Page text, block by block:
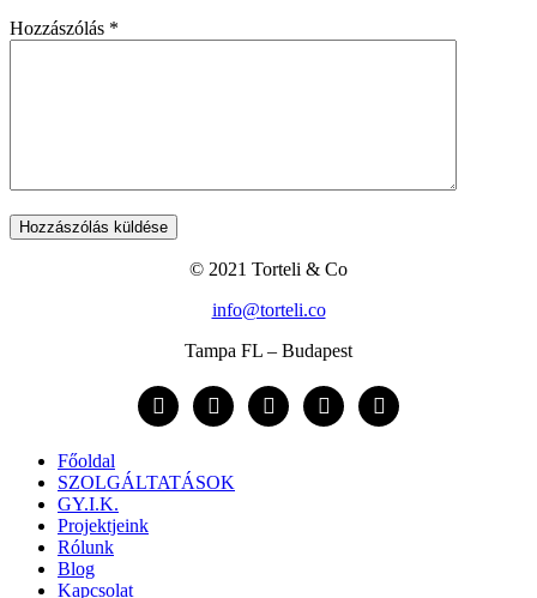
Hozzászólás *
© 2021 Torteli & Co
info@torteli.co
Tampa FL – Budapest
linkedinyoutubefacebookinstagramtwitter
Főoldal
SZOLGÁLTATÁSOK
GY.I.K.
Projektjeink
Rólunk
Blog
Kapcsolat